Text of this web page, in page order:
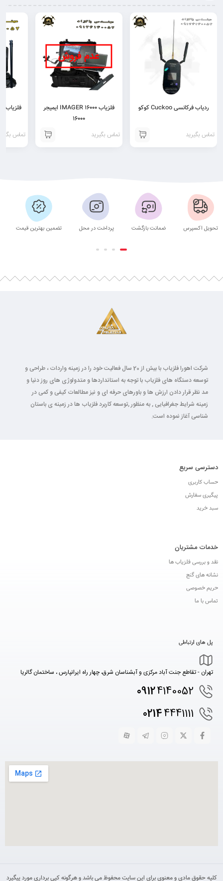
ردیاب فرکانسی Cuckoo کوکو
تماس بگیرید
فلزیاب IMAGER 16000 ایمیجر
۱۶۰۰۰
تماس بگیرید تماس
تحویل اکسپرس ضمانت بازگشت پرداخت در محل تضمین بهترین قیمت
شرکت اهورا فلزیاب با بیش از 20 سال فعالیت خود را در زمینه واردات ، طراحی و
توسعه دستگاه های فلزیاب با توجه به استانداردها و متدولوژی های روز دنیا و
مد نظر قرار دادن ارزش ها و باورهای حرفه ای و نیز مطالعات کیفی و کمی در
زمینه شرایط جغرافیایی , به منظور ,توسعه کاربرد فلزیاب ها در زمینه ی باستان
شناسی آغاز نموده است.
دسترسی سریع
حساب کاربری
پیگیری سفارش
سبد خرید
خدمات مشتریان
نقد و بررسی فلزیاب ها
نشانه های گنج
حریم خصوصی
تماس با ما
پل های ارتباطی
تهران - تقاطع جنت آباد مرکزی و آبشناسان شرق، چهار راه ایرانپارس ، ساختمان گالریا
09124140052
02144441111
کلیه حقوق مادی و معنوی برای این سایت محفوظ می باشد و هرگونه کپی برداری مورد پیگیرد